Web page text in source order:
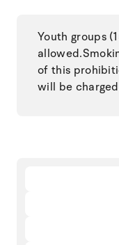
Youth groups
of this
will be